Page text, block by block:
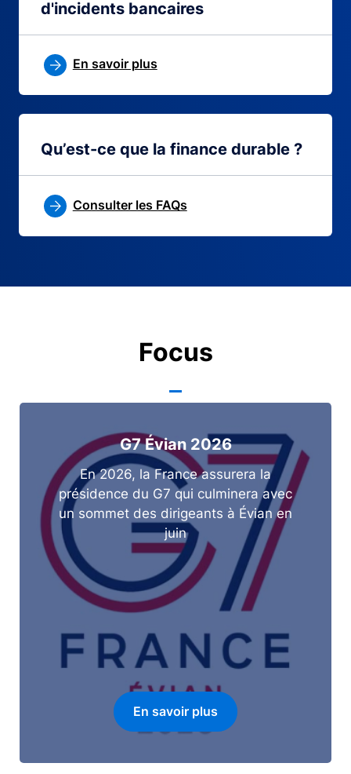
d'incidents bancaires
En savoir plus
Qu’est-ce que la finance durable ?
Consulter les FAQs
Focus
G7 Évian 2026
En 2026, la France assurera la
présidence du G7 qui culminera avec
un sommet des dirigeants à Évian en
juin
En savoir plus